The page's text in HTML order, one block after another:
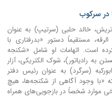
در سرکوب
خالد حلبی (سرتیپ) به عنوان
مستقیماً دستور «بدرفتاری با
است. اتهامات او شامل «شکنجه
به رادیاتور)، شوک الکتریکی، آزار
(سرگرد) به عنوان رئیس دفتر
«با وجود آگاهی از شکنجه‌ها، هیچ
موارد شخصاً در بازجویی‌های همراه